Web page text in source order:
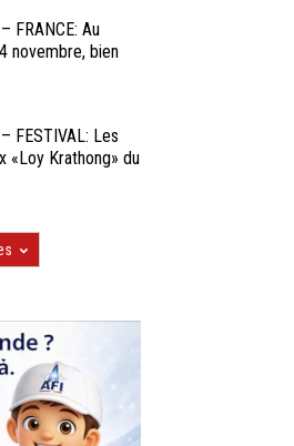
FRANCE: Au
novembre, bien
FESTIVAL: Les
«Loy Krathong» du